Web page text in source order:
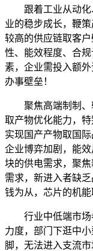
跟着工业从动化
业的稳步成长，鞭
较高的供应链取客
性、能效程度、合
素，企业需投入额
办事壁垒！
聚焦高端制制、
取产物优化能力，
实现国产产物取国
企业博弈加剧，能
块的供电需求，聚
需求，新进入者缺
钱为从，芯片的机能
行业中低端市场
力度，部门下逛中
脚，无法进入支流